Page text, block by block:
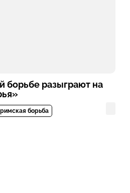
борьбе разыграют на
борьба